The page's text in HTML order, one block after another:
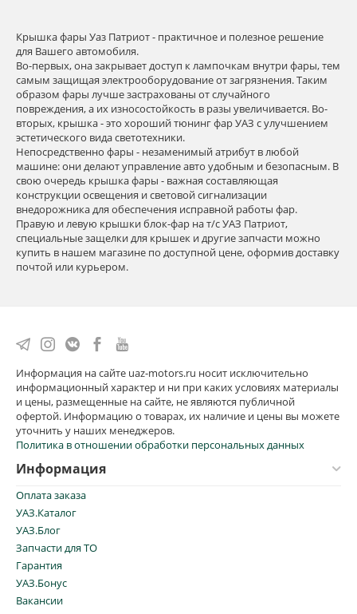
Крышка фары Уаз Патриот - практичное и полезное решение
для Вашего автомобиля.
Во-первых, она закрывает доступ к лампочкам внутри фары, тем
самым защищая электрооборудование от загрязнения. Таким
образом фары лучше застрахованы от случайного
повреждения, а их износостойкость в разы увеличивается. Во-
вторых, крышка - это хороший тюнинг фар УАЗ с улучшением
эстетического вида светотехники.
Непосредственно фары - незаменимый атрибут в любой
машине: они делают управление авто удобным и безопасным. В
свою очередь крышка фары - важная составляющая
конструкции освещения и световой сигнализации
внедорожника для обеспечения исправной работы фар.
Правую и левую крышки блок-фар на т/с УАЗ Патриот,
специальные защелки для крышек и другие запчасти можно
купить в нашем магазине по доступной цене, оформив доставку
почтой или курьером.
Информация на сайте uaz-motors.ru носит исключительно
информационный характер и ни при каких условиях материалы
и цены, размещенные на сайте, не являются публичной
офертой. Информацию о товарах, их наличие и цены вы можете
уточнить у наших менеджеров.
Политика в отношении обработки персональных данных
Информация
Оплата заказа
УАЗ.Каталог
УАЗ.Блог
Запчасти для ТО
Гарантия
УАЗ.Бонус
Вакансии